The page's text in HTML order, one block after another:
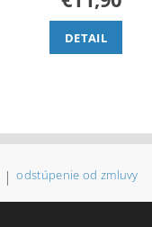
DETAIL
| odstúpenie od zmluvy